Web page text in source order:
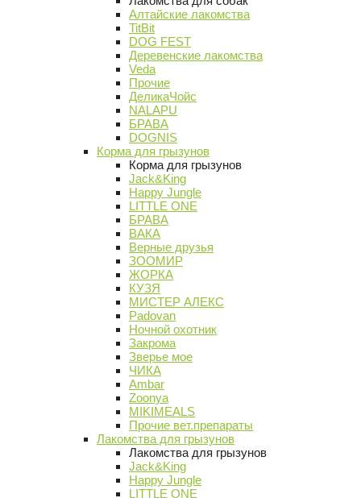
Алтайские лакомства
TitBit
DOG FEST
Деревенские лакомства
Veda
Прочие
ДеликаЧойс
NALAPU
БРАВА
DOGNIS
Корма для грызунов
Корма для грызунов
Jack&King
Happy Jungle
LITTLE ONE
БРАВА
ВАКА
Верные друзья
ЗООМИР
ЖОРКА
КУЗЯ
МИСТЕР АЛЕКС
Padovan
Ночной охотник
Закрома
Зверье мое
ЧИКА
Ambar
Zoonya
MIKIMEALS
Прочие вет.препараты
Лакомства для грызунов
Лакомства для грызунов
Jack&King
Happy Jungle
LITTLE ONE